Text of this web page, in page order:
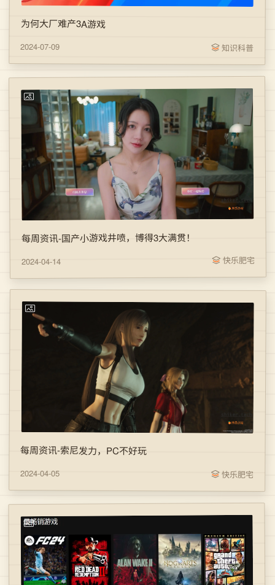
为何大厂难产3A游戏
2024-07-09 知识科普
每周资讯-国产小游戏井喷，博得3大满贯！
2024-04-14 快乐肥宅
每周资讯-索尼发力，PC不好玩
2024-04-05 快乐肥宅